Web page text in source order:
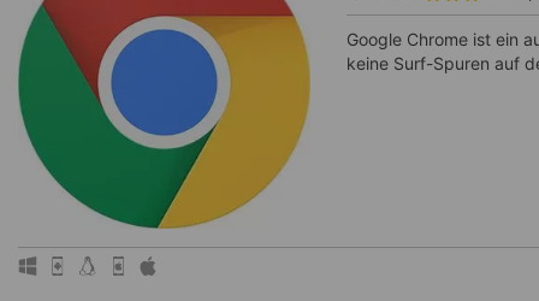
Google Chrome ist ein
keine Surf-Spuren auf